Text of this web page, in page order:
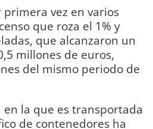
primera vez en varios
que roza el 1% y
que alcanzaron un
millones de euros,
del mismo periodo de
en la que es transportada
de contenedores ha